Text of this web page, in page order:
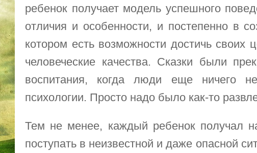
ребенок получает модель успешного
отличия и особенности, и постепенно в
котором есть возможности достичь
человеческие качества. Сказки были
воспитания, когда люди еще ничего
психологии. Просто надо было как-то
Тем не менее, каждый ребенок получал
поступать в неизвестной и даже опасной